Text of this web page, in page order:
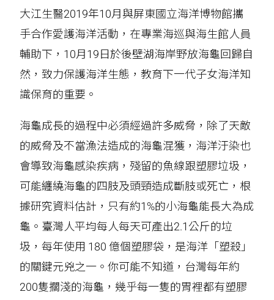
大江生醫2019年10月與屏東國立海洋博物館攜
手合作愛護海洋活動，在專業海巡與海生館人員
輔助下，10月19日於後壁湖海岸野放海龜回歸自
然，致力保護海洋生態，教育下一代子女海洋知
識保育的重要。
海龜成長的過程中必須經過許多威脅，除了天敵
的威脅及不當漁法造成的海龜混獲，海洋汙染也
會導致海龜感染疾病，殘留的魚線跟塑膠垃圾，
可能纏繞海龜的四肢及頭頸造成斷肢或死亡，根
據研究資料估計，只有約1%的小海龜能長大為成
龜。臺灣人平均每人每天可產出2.1公斤的垃
圾，每年使用 180 億個塑膠袋，是海洋「塑殺」
的關鍵元兇之一。你可能不知道，台灣每年約
200隻擱淺的海龜，幾乎每一隻的胃裡都有塑膠